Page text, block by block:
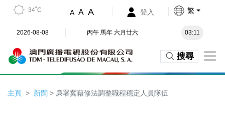
34˚C A A A 登入 繁
2026-08-08 丙午 馬年 六月廿六 03:11
搜尋
主頁 新聞 > 廉署冀藉修法調整職程穩定人員隊伍